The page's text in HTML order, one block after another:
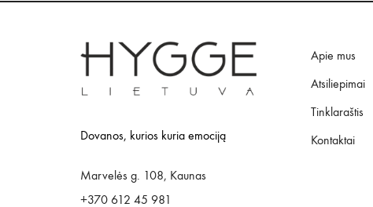
Dovanos, kurios kuria emociją
Marvelės g. 108, Kaunas
+370 612 45 981
Apie mus
Atsiliepimai
Tinklaraštis
Kontaktai